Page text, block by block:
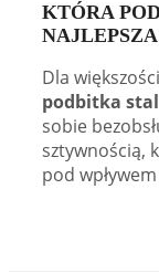
KTÓRA
Dla
podbitka
sobie
sztywnością,
pod wpływem